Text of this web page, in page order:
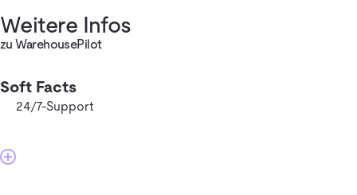
Weitere Infos
zu WarehousePilot
Soft Facts
24/7-Support